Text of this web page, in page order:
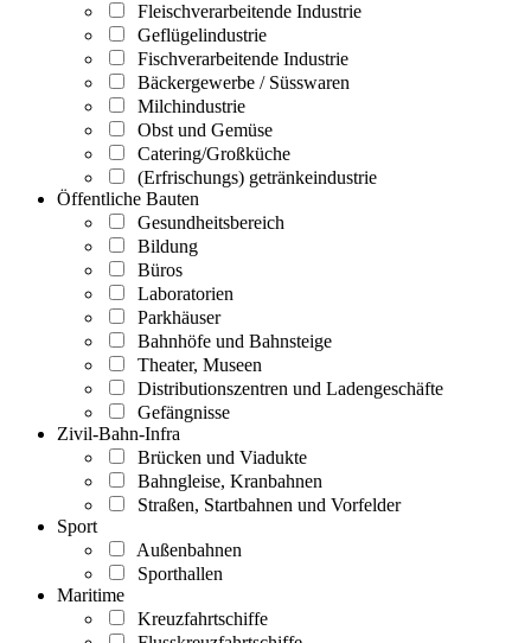
Fleischverarbeitende Industrie
Geflügelindustrie
Fischverarbeitende Industrie
Bäckergewerbe / Süsswaren
Milchindustrie
Obst und Gemüse
Catering/Großküche
(Erfrischungs) getränkeindustrie
Öffentliche Bauten
Gesundheitsbereich
Bildung
Büros
Laboratorien
Parkhäuser
Bahnhöfe und Bahnsteige
Theater, Museen
Distributionszentren und Ladengeschäfte
Gefängnisse
Zivil-Bahn-Infra
Brücken und Viadukte
Bahngleise, Kranbahnen
Straßen, Startbahnen und Vorfelder
Sport
Außenbahnen
Sporthallen
Maritime
Kreuzfahrtschiffe